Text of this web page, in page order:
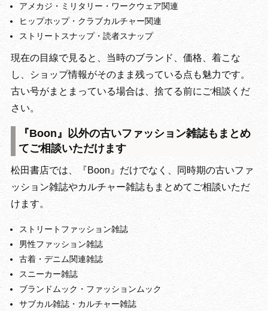
アメカジ・ミリタリー・ワークウェア関連
ヒップホップ・クラブカルチャー関連
ストリートスナップ・読者スナップ
現在の目線で見ると、当時のブランド、価格、着こな
し、ショップ情報がそのまま残っている点も魅力です。
古い号がまとまっている場合は、捨てる前にご相談くだ
さい。
『Boon』以外の古いファッション雑誌もまとめ
てご相談いただけます
松田書店では、『Boon』だけでなく、同時期の古いファ
ッション雑誌やカルチャー雑誌もまとめてご相談いただ
けます。
ストリートファッション雑誌
男性ファッション雑誌
古着・デニム関連雑誌
スニーカー雑誌
ブランドムック・ファッションムック
サブカル雑誌・カルチャー雑誌